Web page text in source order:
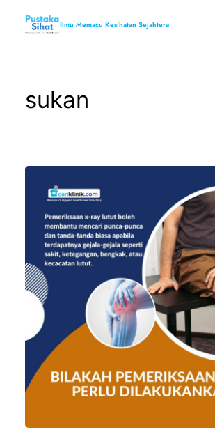
Ilmu Memacu Kesihatan Sejahtera
sukan